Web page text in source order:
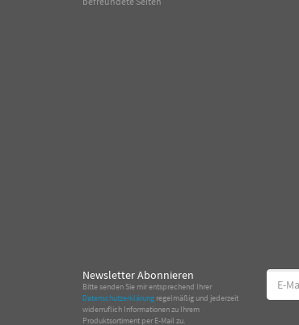
Newsletter Abonnieren
Bitte senden Sie mir entsprechend Ihrer
Datenschutzerklärung regelmäßig und jederzeit
widerruflich Informationen zu Ihrem
Produktsortiment per E-Mail zu.
E-
Mail-
Adresse